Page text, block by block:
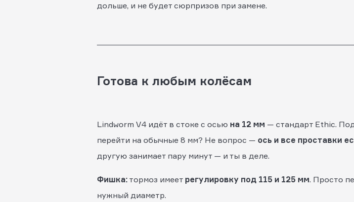
дольше, и не будет сюрпризов при замене.
Готова к любым колёсам
Lindworm V4 идёт в стоке с осью на 12 мм — стандарт Ethic.
перейти на обычные 8 мм? Не вопрос — ось и все проставки
другую занимает пару минут — и ты в деле.
Фишка: тормоз имеет регулировку под 115 и 125 мм. Просто
нужный диаметр.